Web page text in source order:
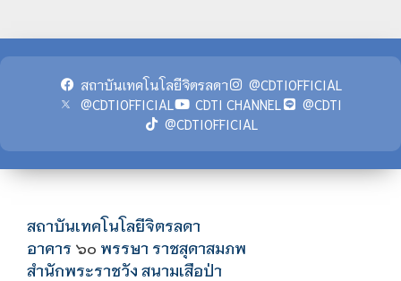
สถาบันเทคโนโลยีจิตรลดา
@CDTIOFFICIAL
@CDTIOFFICIAL
CDTI CHANNEL
@CDTI
@CDTIOFFICIAL
สถาบันเทคโนโลยีจิตรลดา
อาคาร ๖๐ พรรษา ราชสุดาสมภพ
สำนักพระราชวัง สนามเสือป่า